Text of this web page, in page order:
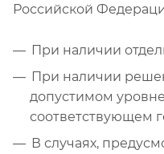
Российской
При наличии
При наличии
допустимом
соответствующем
В случаях,